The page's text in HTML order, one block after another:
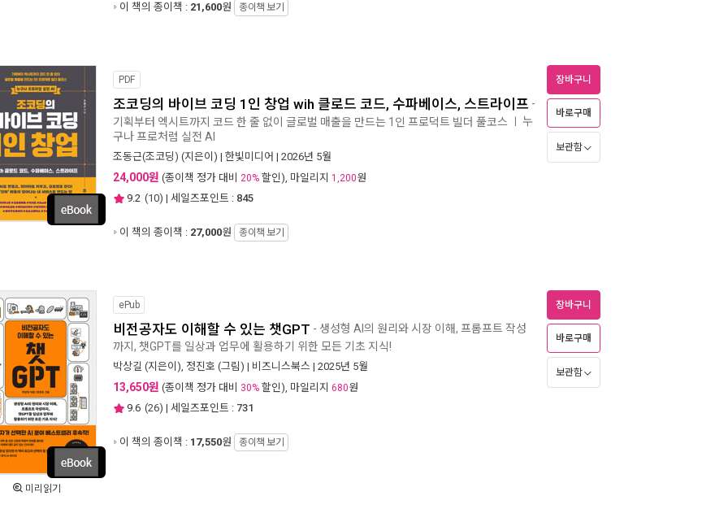
이 책의 종이책 : 21,600원 종이책 보기
PDF
조코딩의 바이브 코딩 1인 창업 wih 클로드 코드, 수파베이스, 스트라이프 -
기획부터 엑시트까지 코드 한 줄 없이 글로벌 매출을 만드는 1인 프로덕트 빌더 풀코스 누
구나 프로처럼 실전 AI
조동근(조코딩) (지은이) | 한빛미디어 | 2026년 5월
24,000원 (종이책 정가 대비 20% 할인), 마일리지 1,200원
9.2 (10) | 세일즈포인트 : 845
이 책의 종이책 : 27,000원 종이책 보기
장바구니
바로구매
보관함
미리읽기
ePub
비전공자도 이해할 수 있는 챗GPT - 생성형 AI의 원리와 시장 이해, 프롬프트 작성
까지, 챗GPT를 일상과 업무에 활용하기 위한 모든 기초 지식!
박상길 (지은이), 정진호 (그림) | 비즈니스북스 | 2025년 5월
13,650원 (종이책 정가 대비 30% 할인), 마일리지 680원
9.6 (26) | 세일즈포인트 : 731
이 책의 종이책 : 17,550원 종이책 보기
장바구니
바로구매
보관함